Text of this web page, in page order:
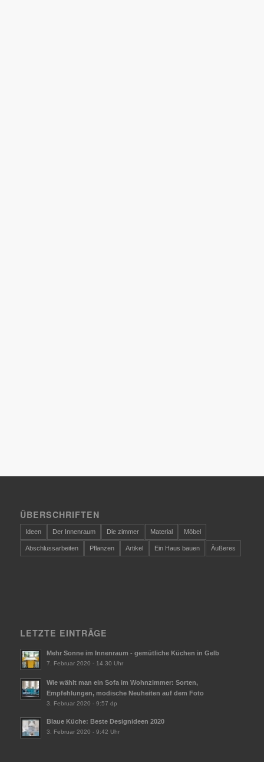
ÜBERSCHRIFTEN
Ideen Der Innenraum Die zimmer Material Möbel
Abschlussarbeiten Pflanzen Artikel Ein Haus bauen Äußeres
LETZTE EINTRÄGE
Mehr Sonne im Innenraum - gemütliche Küchen in Gelb
7. Februar 2020 - 14.30 Uhr
Wie wählt man ein Sofa im Wohnzimmer: Sorten,
Empfehlungen, modische Neuheiten auf dem Foto
3. Februar 2020 - 9:57 dp
Blaue Küche: Beste Designideen 2020
3. Februar 2020 - 9:42 Uhr